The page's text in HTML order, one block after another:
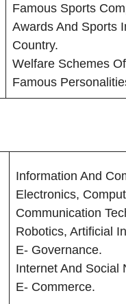
Famous Sports
Awards And Sports
Country.
Welfare Schemes
Famous
Information And
Electronics,
Communication
Robotics, Artificial
E- Governance.
Internet And Social
E- Commerce.